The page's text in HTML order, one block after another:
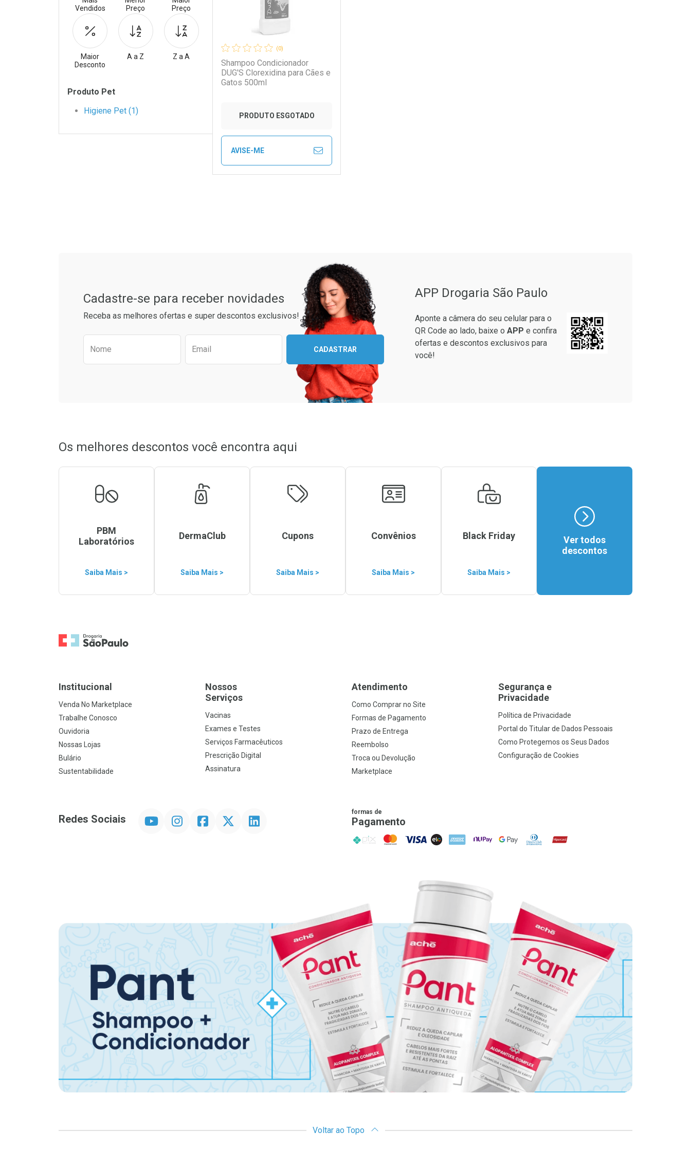
(0)
Shampoo Condicionador
DUG'S Clorexidina para Cães e
Gatos 500ml
PRODUTO ESGOTADO
AVISE-ME
Ver Desconto Convênio
Vendidos
Preço
Preço
Maior
Desconto
A a Z Z a A
Filtros
Produto Pet
Higiene Pet (1)
Cadastre-se para receber novidades
Receba as melhores ofertas e super descontos exclusivos!
Preencha o formulário abaixo para receber as melhores ofertas:
Nome Email CADASTRAR
APP Drogaria São Paulo
Aponte a câmera do seu celular para o
QR Code ao lado, baixe o APP e confira
ofertas e descontos exclusivos para
você!
Os melhores descontos você encontra aqui
PBM
Laboratórios
Saiba Mais >
DermaClub
Saiba Mais >
Cupons
Saiba Mais >
Convênios
Saiba Mais >
Black Friday
Saiba Mais >
Ver todos
descontos
Ir para a Home
Institucional
Venda No Marketplace
Trabalhe Conosco
Ouvidoria
Nossas Lojas
Bulário
Sustentabilidade
Nossos
Serviços
Vacinas
Exames e Testes
Serviços Farmacêuticos
Prescrição Digital
Assinatura
Atendimento
Como Comprar no Site
Formas de Pagamento
Prazo de Entrega
Reembolso
Troca ou Devolução
Marketplace
Segurança e
Privacidade
Política de Privacidade
Portal do Titular de Dados Pessoais
Como Protegemos os Seus Dados
Configuração de Cookies
Redes Sociais InstagramFacebookTwitter Linkedin formas de
Pagamento
PIX MasterCard
VISA ELO AMEX NuPay Google PayDiners ClubHipercard
Voltar ao Topo